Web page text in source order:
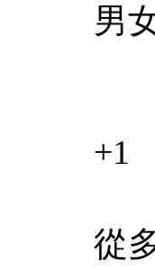
男
+1
從